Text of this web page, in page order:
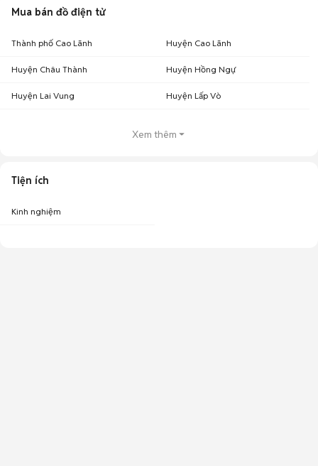
Mua bán đồ điện tử
Thành phố Cao Lãnh Huyện Cao Lãnh
Huyện Châu Thành Huyện Hồng Ngự
Huyện Lai Vung Huyện Lấp Vò
Xem thêm
Tiện ích
Kinh nghiệm